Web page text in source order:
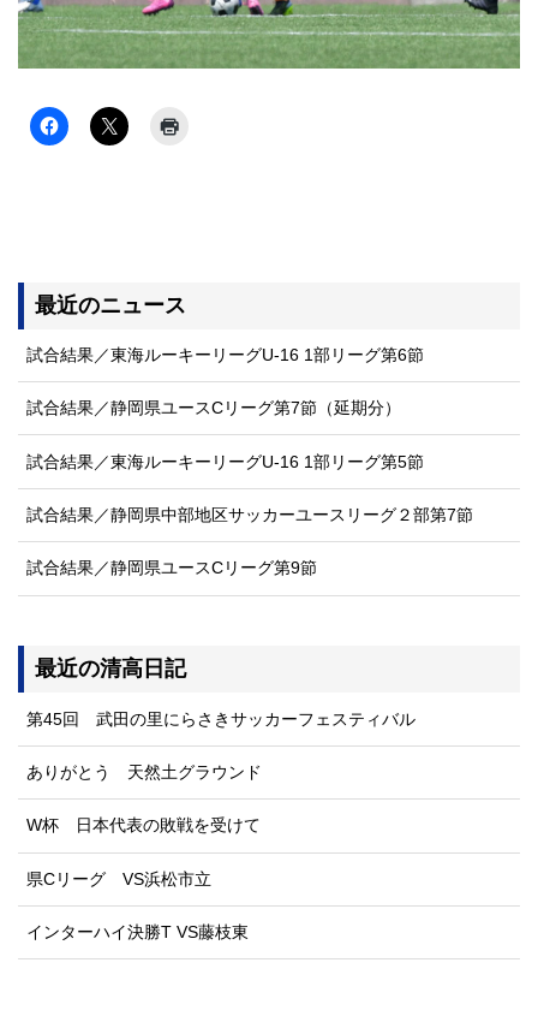
最近のニュース
試合結果／東海ルーキーリーグU-16 1部リーグ第6節
試合結果／静岡県ユースCリーグ第7節（延期分）
試合結果／東海ルーキーリーグU-16 1部リーグ第5節
試合結果／静岡県中部地区サッカーユースリーグ２部第7節
試合結果／静岡県ユースCリーグ第9節
最近の清高日記
第45回 武田の里にらさきサッカーフェスティバル
ありがとう 天然土グラウンド
W杯 日本代表の敗戦を受けて
県Cリーグ VS浜松市立
インターハイ決勝T VS藤枝東